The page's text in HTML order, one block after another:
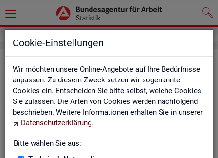
Cookie-Einstellungen
Wir möchten unsere Online-Angebote auf Ihre Bedürfnisse
anpassen. Zu diesem Zweck setzen wir sogenannte
Cookies ein. Entscheiden Sie bitte selbst, welche Cookies
Sie zulassen. Die Arten von Cookies werden nachfolgend
beschrieben. Weitere Informationen erhalten Sie in unserer
Datenschutzerklärung.
Bitte wählen Sie aus:
Rea­li­sier­te Kurz­ar­beit (hoch­ge­rech­
net) - Deutsch­land, Län­der, Re­gio­
nal­di­rek­tio­nen, Agen­tu­ren für Ar­beit
und Krei­se (Mo­nats­zah­len)
nen über Be­stand, Be­trie­be / Be­triebs­grö­ße, Kurz­ar­bei­ter­geld,
Kurz­ar­bei­ter­quo­te und wei­te­re Merk­ma­le.